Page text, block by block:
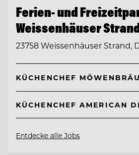
Ferien- und
Weissenhäuser
23758 Weissenhäuser Strand,
KÜCHENCHEF
KÜCHENCHEF AMERICAN
Entdecke alle Jobs